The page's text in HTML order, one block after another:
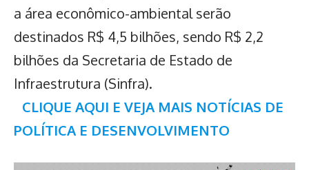
a área econômico-ambiental serão
destinados R$ 4,5 bilhões, sendo R$ 2,2
bilhões da Secretaria de Estado de
Infraestrutura (Sinfra).
CLIQUE AQUI E VEJA MAIS NOTÍCIAS DE
POLÍTICA E DESENVOLVIMENTO